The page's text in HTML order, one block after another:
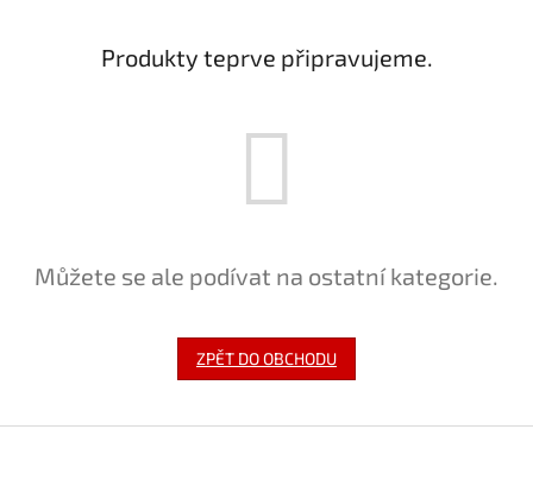
Produkty teprve připravujeme.
Můžete se ale podívat na ostatní kategorie.
ZPĚT DO OBCHODU